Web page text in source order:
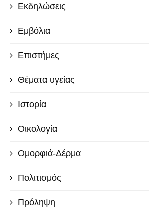
Εκδηλώσεις
Εμβόλια
Επιστήμες
Θέματα υγείας
Ιστορία
Οικολογία
Ομορφιά-Δέρμα
Πολιτισμός
Πρόληψη